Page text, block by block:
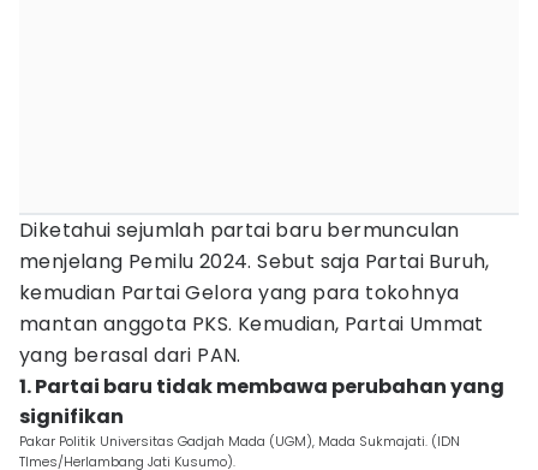
Diketahui sejumlah partai baru bermunculan
menjelang Pemilu 2024. Sebut saja Partai Buruh,
kemudian Partai Gelora yang para tokohnya
mantan anggota PKS. Kemudian, Partai Ummat
yang berasal dari PAN.
1. Partai baru tidak membawa perubahan yang
signifikan
Pakar Politik Universitas Gadjah Mada (UGM), Mada Sukmajati. (IDN
TImes/Herlambang Jati Kusumo).